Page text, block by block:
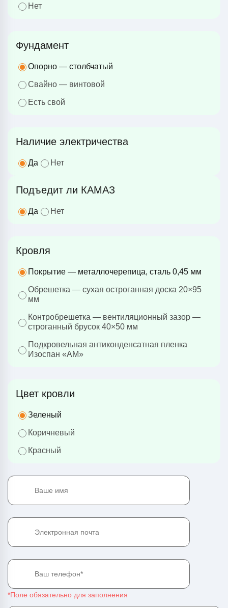
Нет
Фундамент
Опорно — столбчатый
Свайно — винтовой
Есть свой
Наличие электричества
Да Нет
Подъедит ли КАМАЗ
Да Нет
Кровля
Покрытие — металлочерепица, сталь 0,45 мм
Обрешетка — сухая остроганная доска 20×95
мм
Контробрешетка — вентиляционный зазор —
строганный брусок 40×50 мм
Подкровельная антиконденсатная пленка
Изоспан «АМ»
Цвет кровли
Зеленый
Коричневый
Красный